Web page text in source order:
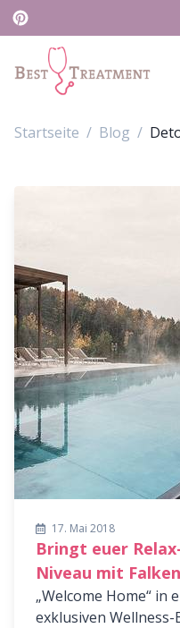
Startseite Blog
17. Mai 2018
Bringt euer
Niveau mit
„Welcome Home“ in
exklusiven